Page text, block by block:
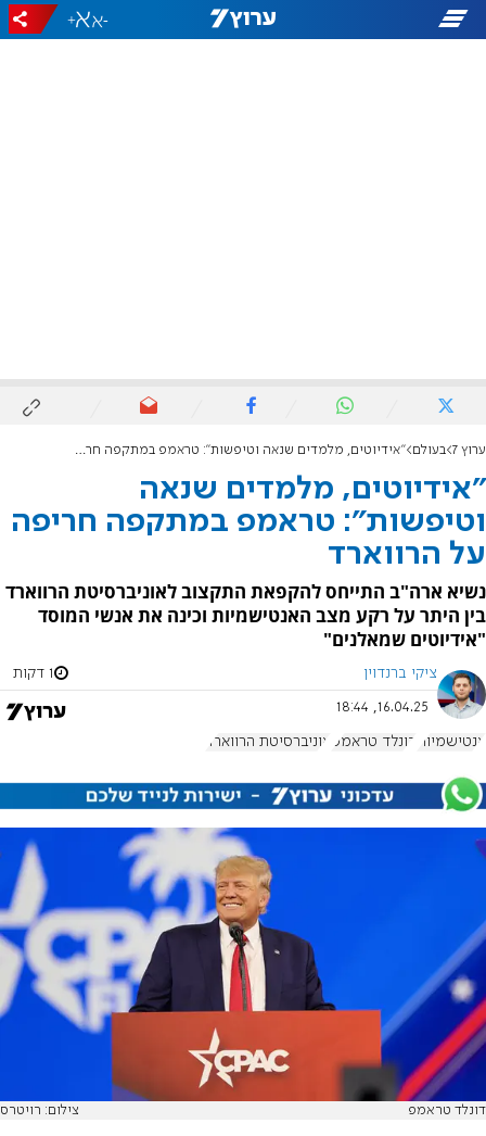
-
+
ערוץ 7 בעולם "אידיוטים, מלמדים שנאה וטיפשות": טראמפ במתקפה חריפה על הרווארד
"אידיוטים, מלמדים שנאה
וטיפשות": טראמפ במתקפה חריפה
על הרווארד
נשיא ארה"ב התייחס להקפאת התקצוב לאוניברסיטת הרווארד
בין היתר על רקע מצב האנטישמיות וכינה את אנשי המוסד
"אידיוטים שמאלנים"
ציקי ברנדוין 1 דקות
16.04.25, 18:44
אנטישמיות דונלד טראמפ אוניברסיטת הרווארד
דונלד טראמפ צילום: רויטרס